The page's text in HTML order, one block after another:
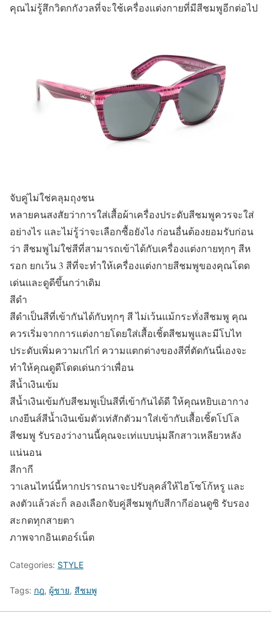
คุณไม่รู้สึกวิตกกังวลที่จะใช้เครื่องแต่งกายที่มีสีชมพูอีกต่อไป
จับคู่ไม่ใช่คลุมถุงชน
หลายคนสงสัยว่าการใส่เสื้อผ้าเครื่องประดับสีชมพูควรจะใส่
อย่างไร และไม่รู้ว่าจะเลือกซื้อยังไง ก่อนอื่นต้องยอมรับก่อน
ว่า สีชมพูไม่ใช่สีที่สามารถเข้าได้กับเครื่องแต่งกายทุกๆ สีห
รอก ยกเว้น 3 สีที่จะทำให้เครื่องแต่งกายสีชมพูของคุณโดด
เด่นและดูดีขึ้นกว่าเดิม
สีดำ
สีดำเป็นสีที่เข้ากันได้กับทุกๆ สี ไม่เว้นแม้กระทั่งสีชมพู คุณ
ควรเริ่มจากการแต่งกายโดยใส่เสื้อเชิ้ตสีชมพูและมีโบไท
ประดับเพิ่มความเก๋ไก๋ ความแตกต่างของสีที่ตัดกันนี่เองจะ
ทำให้คุณดูดีโดดเด่นกว่าเพื่อน
สีน้ำเงินเข้ม
สีน้ำเงินเข้มกับสีชมพูเป็นสีที่เข้ากันได้ดี ให้คุณหยิบเอากาง
เกงยีนส์สีน้ำเงินเข้มตัวเท่สักตัวมาใส่เข้ากับเสื้อเชิ้ตโปโล
สีชมพู รับรองว่างานนี้คุณจะเท่แบบนุ่มลึกสาวเหลียวหลัง
แน่นอน
สีกากี
วาเลนไทน์นี้หากปรารถนาจะปรับลุคส์ให้ไฮโซโก้หรู และ
ลงตัวแล้วล่ะก็ ลองเลือกจับคู่สีชมพูกับสีกากีอ่อนดูซิ รับรอง
สะกดทุกสายตา
ภาพจากอินเตอร์เน็ต
Categories: STYLE
Tags: กฎ, ผู้ชาย, สีชมพู